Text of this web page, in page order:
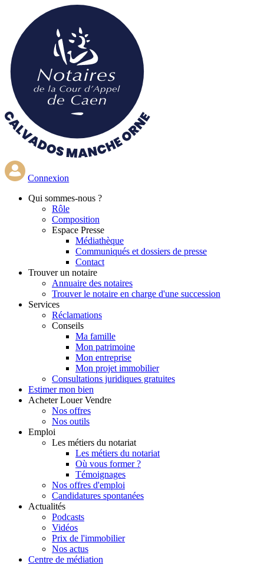
contenu
principal
Connexion
Qui sommes-nous ?
Rôle
Composition
Espace Presse
Médiathèque
Communiqués et dossiers de presse
Contact
Trouver un notaire
Annuaire des notaires
Trouver le notaire en charge d'une succession
Services
Réclamations
Conseils
Ma famille
Mon patrimoine
Mon entreprise
Mon projet immobilier
Consultations juridiques gratuites
Estimer mon bien
Acheter Louer Vendre
Nos offres
Nos outils
Emploi
Les métiers du notariat
Les métiers du notariat
Où vous former ?
Témoignages
Nos offres d'emploi
Candidatures spontanées
Actualités
Podcasts
Vidéos
Prix de l'immobilier
Nos actus
Centre de médiation